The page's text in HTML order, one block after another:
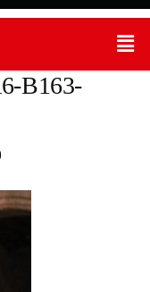
B163-